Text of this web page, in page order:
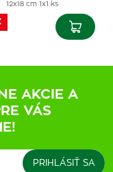
12x18 cm 1x1 ks
AKCIE A
VÁS